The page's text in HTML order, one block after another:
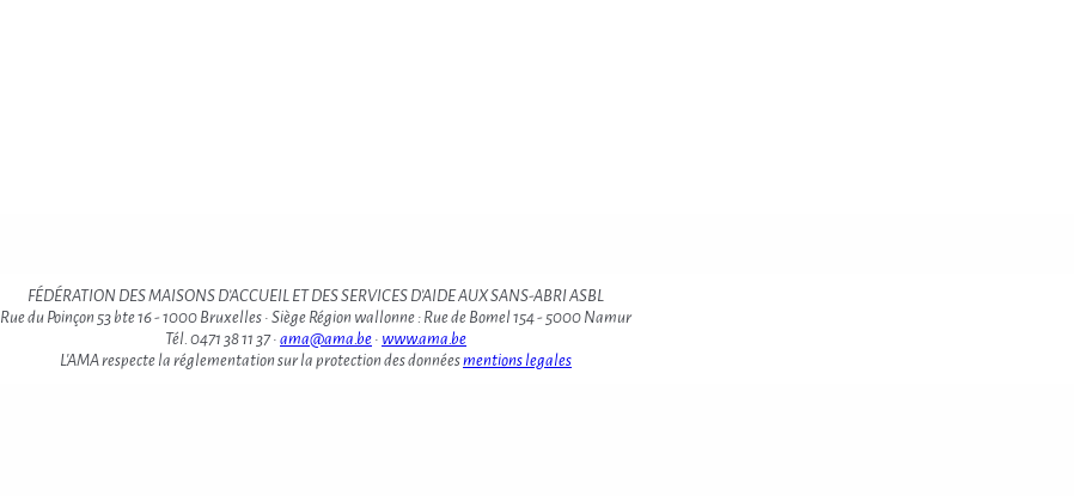
FÉDÉRATION DES MAISONS D’ACCUEIL ET DES SERVICES D’AIDE AUX SANS-ABRI ASBL
Rue du Poinçon 53 bte 16 - 1000 Bruxelles • Siège Région wallonne : Rue de Bomel 154 - 5000 Namur
Tél. 0471 38 11 37 • ama@ama.be • www.ama.be
L'AMA respecte la réglementation sur la protection des donnéesmentions legales